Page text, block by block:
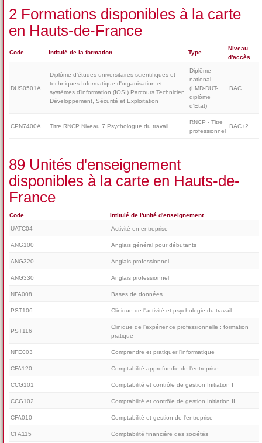
2 Formations disponibles à la carte
en Hauts-de-France
Code Intitulé de la formation Type
Niveau
d'accès
DUS0501A
Diplôme d'études universitaires scientifiques et
techniques Informatique d'organisation et
systèmes d'information (IOSI) Parcours Technicien
Développement, Sécurité et Exploitation
Diplôme
national
(LMD-DUT-
diplôme
d'Etat)
BAC
CPN7400A Titre RNCP Niveau 7 Psychologue du travail
RNCP - Titre
professionnel
BAC+2
89 Unités d'enseignement
disponibles à la carte en Hauts-de-
France
Code Intitulé de l'unité d'enseignement
UATC04 Activité en entreprise
ANG100 Anglais général pour débutants
ANG320 Anglais professionnel
ANG330 Anglais professionnel
NFA008 Bases de données
PST106 Clinique de l'activité et psychologie du travail
PST116
Clinique de l'expérience professionnelle : formation
pratique
NFE003 Comprendre et pratiquer l'informatique
CFA120 Comptabilité approfondie de l'entreprise
CCG101 Comptabilité et contrôle de gestion Initiation I
CCG102 Comptabilité et contrôle de gestion Initiation II
CFA010 Comptabilité et gestion de l'entreprise
CFA115 Comptabilité financière des sociétés